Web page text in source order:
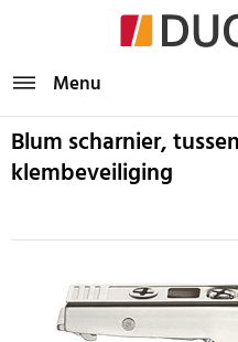
Menu
Blum scharnier,
klembeveiliging